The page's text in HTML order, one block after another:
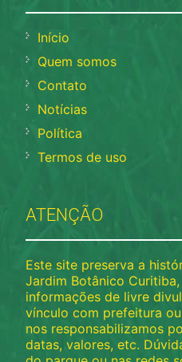
Início
Quem somos
Contato
Notícias
Política
Termos de uso
ATENÇÃO
Este site preserva a
Jardim Botânico
informações de livre
vínculo com prefeitura
nos responsabilizamos
datas, valores, etc.